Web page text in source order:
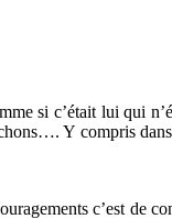
si c’était lui qui
Y compris
c’est de